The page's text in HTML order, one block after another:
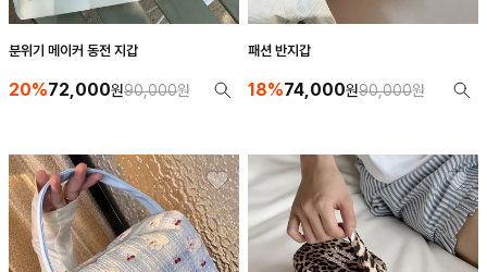
분위기 메이커 동전 지갑
20%72,000원90,000원
패션 반지갑
18%74,000원90,000원